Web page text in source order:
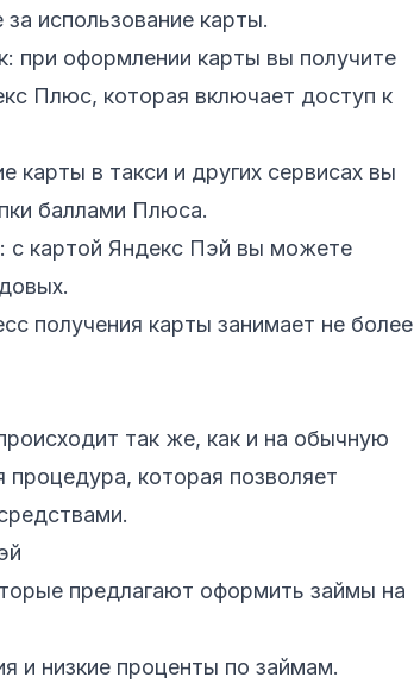
использование карты.
при оформлении карты вы получите
Плюс, которая включает доступ к
в такси и других сервисах вы
баллами Плюса.
с картой Яндекс Пэй вы можете
получения карты занимает не более
так же, как и на обычную
которая позволяет
предлагают оформить займы на
и низкие проценты по займам.